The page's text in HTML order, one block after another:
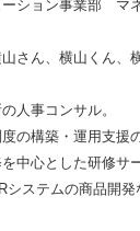
ーション事業部 マ
さん、横山くん、
人事コンサル。
・運用支援の
した研修サー
ムの商品開発な